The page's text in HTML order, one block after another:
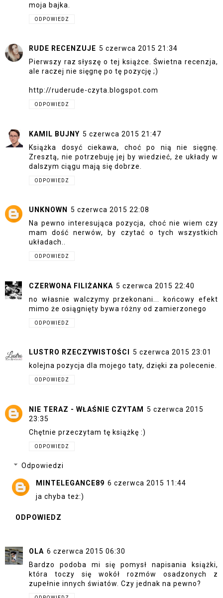
moja bajka.
ODPOWIEDZ
RUDE RECENZUJE 5 czerwca 2015 21:34
Pierwszy raz słyszę o tej książce. Świetna recenzja,
ale raczej nie sięgnę po tę pozycję ;)
http://ruderude-czyta.blogspot.com
ODPOWIEDZ
KAMIL BUJNY 5 czerwca 2015 21:47
Książka dosyć ciekawa, choć po nią nie sięgnę.
Zresztą, nie potrzebuję jej by wiedzieć, że układy w
dalszym ciągu mają się dobrze.
ODPOWIEDZ
UNKNOWN
5 czerwca 2015 22:08
Na pewno interesująca pozycja, choć nie wiem czy
mam dość nerwów, by czytać o tych wszystkich
układach..
ODPOWIEDZ
CZERWONA FILIŻANKA 5 czerwca 2015 22:40
no własnie walczymy przekonani... końcowy efekt
mimo że osiągnięty bywa różny od zamierzonego
ODPOWIEDZ
LUSTRO RZECZYWISTOŚCI
5 czerwca 2015 23:01
kolejna pozycja dla mojego taty, dzięki za polecenie.
ODPOWIEDZ
NIE TERAZ - WŁAŚNIE CZYTAM 5 czerwca 2015
23:35
Chętnie przeczytam tę książkę :)
ODPOWIEDZ
Odpowiedzi
MINTELEGANCE89 6 czerwca 2015 11:44
ja chyba też:)
ODPOWIEDZ
OLA 6 czerwca 2015 06:30
Bardzo podoba mi się pomysł napisania książki,
która toczy się wokół rozmów osadzonych z
zupełnie innych światów. Czy jednak na pewno?